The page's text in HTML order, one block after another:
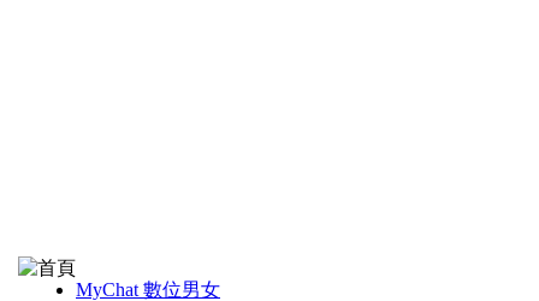
MyChat 數位男女